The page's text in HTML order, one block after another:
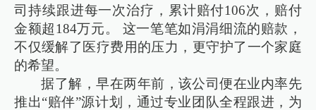
司持续跟进每一次治疗，累计赔付106次，赔付
金额超184万元。 这一笔笔如涓涓细流的赔款，
不仅缓解了医疗费用的压力，更守护了一个家庭
的希望。
据了解，早在两年前，该公司便在业内率先
推出“赔伴”源计划，通过专业团队全程跟进，为